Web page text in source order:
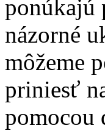
ponúkajú
názorné
môžeme
priniesť
pomocou